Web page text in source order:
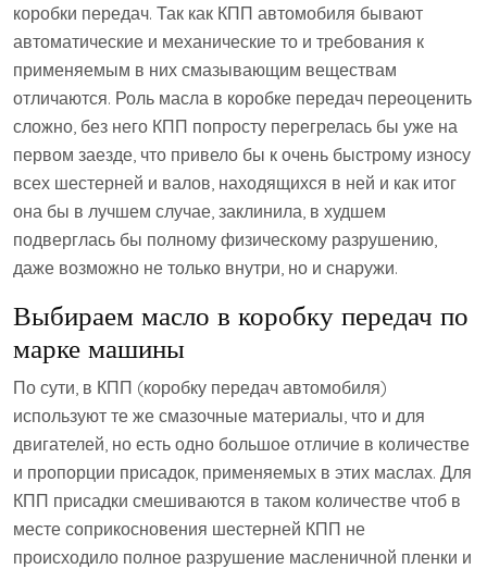
коробки передач. Так как КПП автомобиля бывают
автоматические и механические то и требования к
применяемым в них смазывающим веществам
отличаются. Роль масла в коробке передач переоценить
сложно, без него КПП попросту перегрелась бы уже на
первом заезде, что привело бы к очень быстрому износу
всех шестерней и валов, находящихся в ней и как итог
она бы в лучшем случае, заклинила, в худшем
подверглась бы полному физическому разрушению,
даже возможно не только внутри, но и снаружи.
Выбираем масло в коробку передач по
марке машины
По сути, в КПП (коробку передач автомобиля)
используют те же смазочные материалы, что и для
двигателей, но есть одно большое отличие в количестве
и пропорции присадок, применяемых в этих маслах. Для
КПП присадки смешиваются в таком количестве чтоб в
месте соприкосновения шестерней КПП не
происходило полное разрушение масленичной пленки и